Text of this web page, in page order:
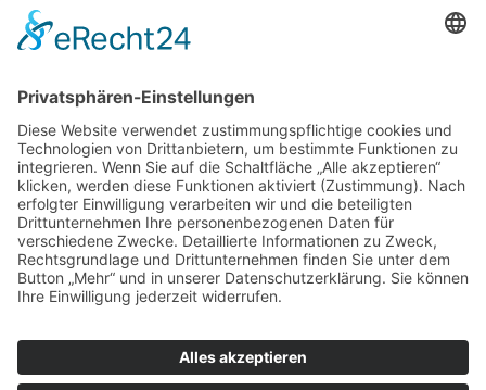
ZUR ANMELDUNG
Redaktion bbkult.net
Centrum Bavaria Bohemia (CeBB)
Dr. Veronika Hofinger
Freyung 1, 92539 Schönsee
Tel.:+49 (0)9674 / 92 48 78
veronika.hofinger@cebb.de